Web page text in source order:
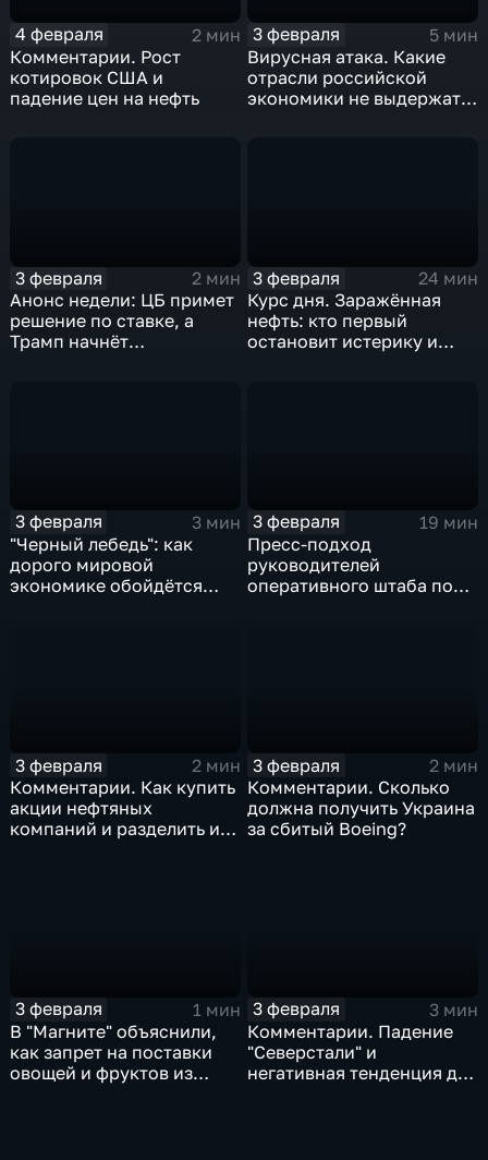
4 февраля
2 мин
Комментарии. Рост
котировок США и
падение цен на нефть
3 февраля
5 мин
Вирусная атака. Какие
отрасли российской
экономики не выдержат
3 февраля
2 мин
Анонс недели: ЦБ примет
решение по ставке, а
Трамп начнёт
3 февраля
24 мин
Курс дня. Заражённая
нефть: кто первый
остановит истерику и
3 февраля
3 мин
"Черный лебедь": как
дорого мировой
экономике обойдётся
3 февраля
19 мин
Пресс-подход
руководителей
оперативного штаба по
3 февраля
2 мин
Комментарии. Как купить
акции нефтяных
компаний и разделить их
3 февраля
2 мин
Комментарии. Сколько
должна получить Украина
за сбитый Boeing?
3 февраля
1 мин
В "Магните" объяснили,
как запрет на поставки
овощей и фруктов из
3 февраля
3 мин
Комментарии. Падение
"Северстали" и
негативная тенденция для